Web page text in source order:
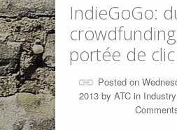
IndieGoGo:
portée de clic
Posted on
2013 by ATC in